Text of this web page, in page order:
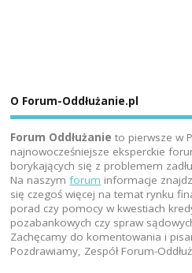
O Forum-Oddłużanie.pl
Forum Oddłużanie to pierwsze w
najnowocześniejsze eksperckie
borykających się z problemem
Na naszymforum informacje
się czegoś więcej na temat rynku
porad czy pomocy w kwestiach
pozabankowych czy spraw
Zachęcamy do komentowania i
Pozdrawiamy, Zespół Forum-